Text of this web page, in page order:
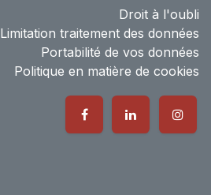
Droit à l'oubli
Limitation traitement des données
Portabilité de vos données
Politique en matière de cookies